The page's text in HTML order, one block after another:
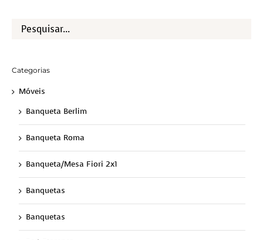
Categorias
Móveis
Banqueta Berlim
Banqueta Roma
Banqueta/Mesa Fiori 2x1
Banquetas
Banquetas